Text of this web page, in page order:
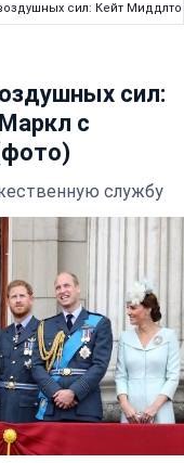
сил: Кейт
сил:
с
службу